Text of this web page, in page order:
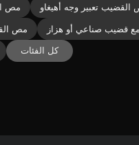
مص
تعبير وجه أهيغاو
مص
قضيب صناعي أو هزاز
كل الفئات